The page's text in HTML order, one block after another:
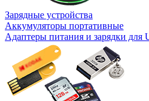
Зарядные устройства
Аккумуляторы портативные
Адаптеры питания и зарядки для